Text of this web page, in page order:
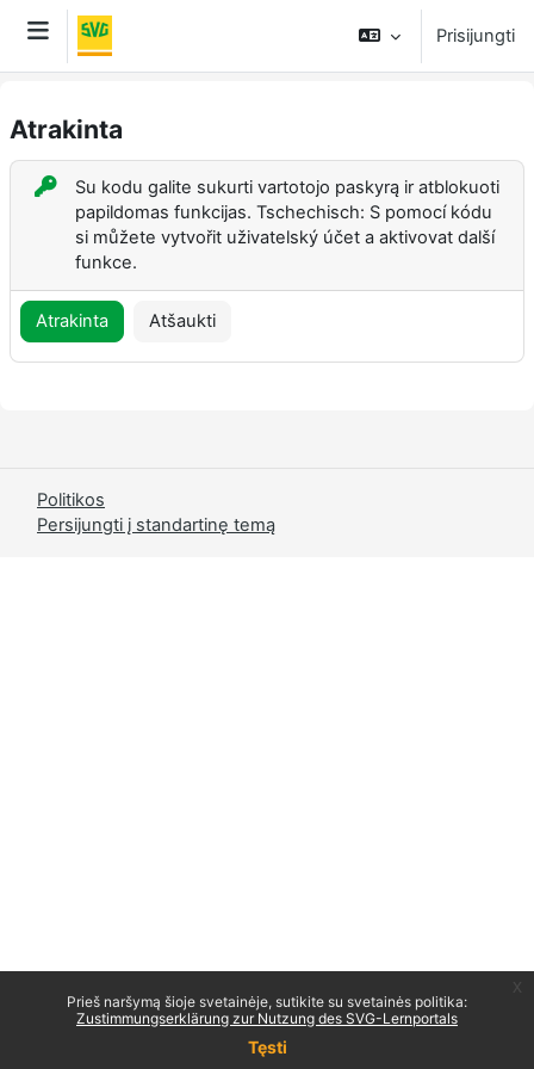
Pereiti į pagrindinį turinį
Prieš naršymą šioje svetainėje, sutikite su svetainės politika:
Zustimmungserklärung zur Nutzung des SVG-Lernportals
Tęsti
Šoninis skydelis
Prisijungti
Atrakinta
Su kodu galite sukurti vartotojo paskyrą ir atblokuoti
papildomas funkcijas. Tschechisch: S pomocí kódu
si můžete vytvořit uživatelský účet a aktivovat další
funkce.
Atrakinta Atšaukti
Politikos
Persijungti į standartinę temą